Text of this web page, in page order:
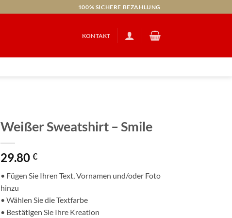
100% SICHERE BEZAHLUNG
KONTAKT
Weißer Sweatshirt – Smile
29.80 €
• Fügen Sie Ihren Text, Vornamen und/oder Foto
hinzu
• Wählen Sie die Textfarbe
• Bestätigen Sie Ihre Kreation